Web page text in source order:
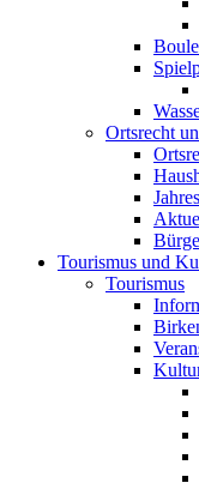
Ortsrecht
Tourismus und
Tourismus